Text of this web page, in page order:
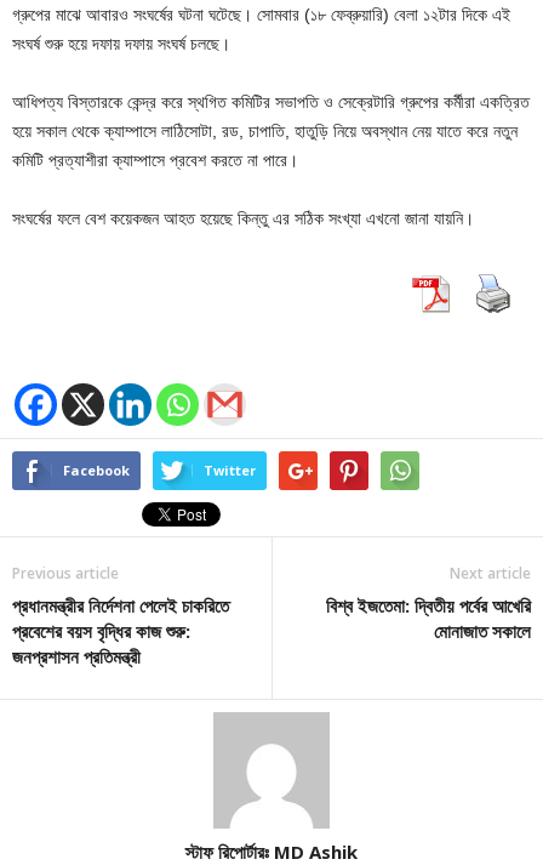
গ্রুপের মাঝে আবারও সংঘর্ষের ঘটনা ঘটেছে। সোমবার (১৮ ফেব্রুয়ারি) বেলা ১২টার দিকে এই
সংঘর্ষ শুরু হয়ে দফায় দফায় সংঘর্ষ চলছে।
আধিপত্য বিস্তারকে কেন্দ্র করে স্থগিত কমিটির সভাপতি ও সেক্রেটারি গ্রুপের কর্মীরা একত্রিত
হয়ে সকাল থেকে ক্যাম্পাসে লাঠিসোটা, রড, চাপাতি, হাতুড়ি নিয়ে অবস্থান নেয় যাতে করে নতুন
কমিটি প্রত্যাশীরা ক্যাম্পাসে প্রবেশ করতে না পারে।
সংঘর্ষের ফলে বেশ কয়েকজন আহত হয়েছে কিন্তু এর সঠিক সংখ্যা এখনো জানা যায়নি।
Facebook Twitter
Previous article
প্রধানমন্ত্রীর নির্দেশনা পেলেই চাকরিতে
প্রবেশের বয়স বৃদ্ধির কাজ শুরু:
জনপ্রশাসন প্রতিমন্ত্রী
Next article
বিশ্ব ইজতেমা: দ্বিতীয় পর্বের আখেরি
মোনাজাত সকালে
স্টাফ রিপোর্টারঃ MD Ashik